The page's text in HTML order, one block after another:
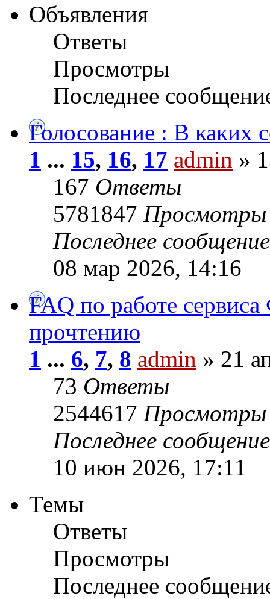
Объявления
Ответы
Просмотры
Последнее
Голосование : В каких
1 ... 15, 16, 17 admin »
167 Ответы
5781847 Просмотры
Последнее
08 мар 2026, 14:16
FAQ по работе
прочтению
1 ... 6, 7, 8 admin » 21
73 Ответы
2544617 Просмотры
Последнее
10 июн 2026, 17:11
Темы
Ответы
Просмотры
Последнее